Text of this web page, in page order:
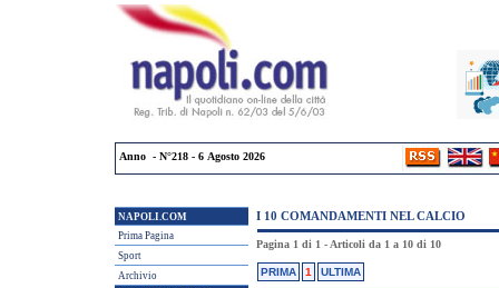
Anno - N°218 - 6 Agosto 2026
NAPOLI.COM
Prima Pagina
Sport
Archivio
I 10 COMANDAMENTI NEL CALCIO
Pagina 1 di 1 - Articoli da 1 a 10 di 10
PRIMA 1 ULTIMA